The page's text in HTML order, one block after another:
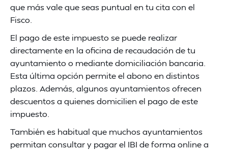
que más vale que seas puntual en tu cita con el
Fisco.
El pago de este impuesto se puede realizar
directamente en la oficina de recaudación de tu
ayuntamiento o mediante domiciliación bancaria.
Esta última opción permite el abono en distintos
plazos. Además, algunos ayuntamientos ofrecen
descuentos a quienes domicilien el pago de este
impuesto.
También es habitual que muchos ayuntamientos
permitan consultar y pagar el IBI de forma online a